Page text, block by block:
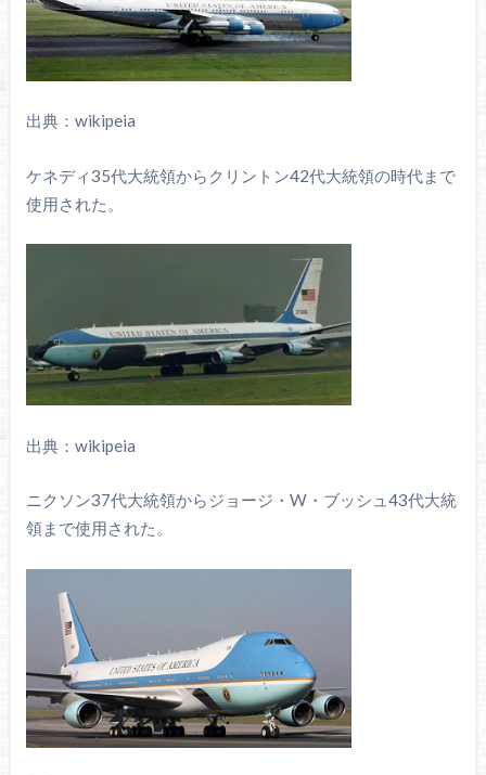
出典：wikipeia
ケネディ35代大統領からクリントン42代大統領の時代まで
使用された。
出典：wikipeia
ニクソン37代大統領からジョージ・W・ブッシュ43代大統
領まで使用された。